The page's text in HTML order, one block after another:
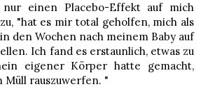
einen Placebo-Effekt auf mich
"hat es mir total geholfen, mich als
den Wochen nach meinem Baby auf
Ich fand es erstaunlich, etwas zu
eigener Körper hatte gemacht,
Müll rauszuwerfen. "